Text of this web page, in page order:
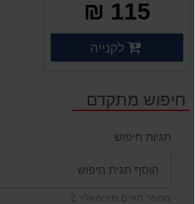
115 ₪
פרטים נוספים
לקנייה
חיפוש מתקדם
תגיות חיפוש
מספר תווים מינימאלי: 2